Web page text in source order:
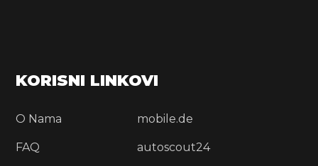
KORISNI LINKOVI
O Nama
FAQ
mobile.de
autoscout24